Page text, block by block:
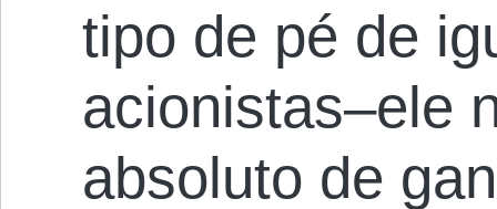
tipo de pé de
acionistas–ele
absoluto de